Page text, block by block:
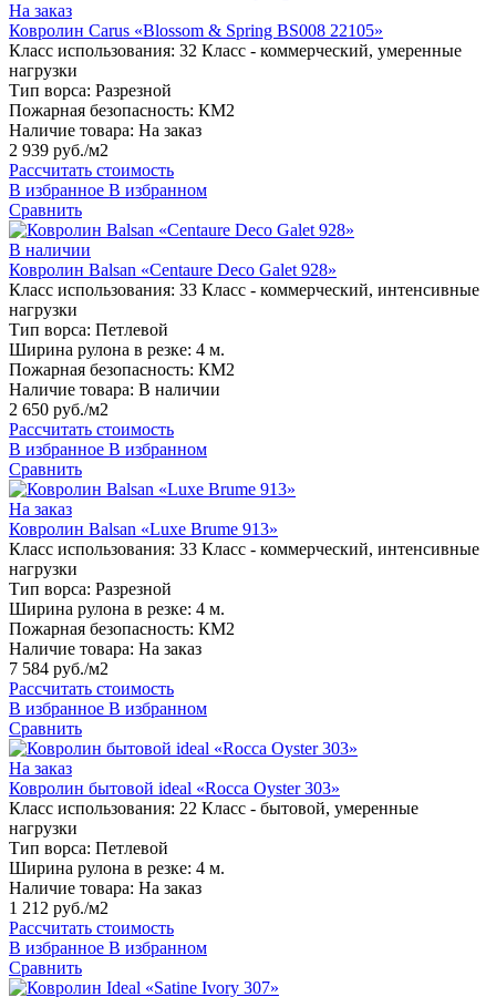
На заказ
Ковролин Carus «Blossom & Spring BS008 22105»
Класс использования: 32 Класс - коммерческий, умеренные
нагрузки
Тип ворса: Разрезной
Пожарная безопасность: КМ2
Наличие товара: На заказ
2 939 руб./м2
Рассчитать стоимость
В избранное В избранном
Сравнить
В наличии
Ковролин Balsan «Centaure Deco Galet 928»
Класс использования: 33 Класс - коммерческий, интенсивные
нагрузки
Тип ворса: Петлевой
Ширина рулона в резке: 4 м.
Пожарная безопасность: КМ2
Наличие товара: В наличии
2 650 руб./м2
Рассчитать стоимость
В избранное В избранном
Сравнить
На заказ
Ковролин Balsan «Luxe Brume 913»
Класс использования: 33 Класс - коммерческий, интенсивные
нагрузки
Тип ворса: Разрезной
Ширина рулона в резке: 4 м.
Пожарная безопасность: КМ2
Наличие товара: На заказ
7 584 руб./м2
Рассчитать стоимость
В избранное В избранном
Сравнить
На заказ
Ковролин бытовой ideal «Rocca Oyster 303»
Класс использования: 22 Класс - бытовой, умеренные
нагрузки
Тип ворса: Петлевой
Ширина рулона в резке: 4 м.
Наличие товара: На заказ
1 212 руб./м2
Рассчитать стоимость
В избранное В избранном
Сравнить